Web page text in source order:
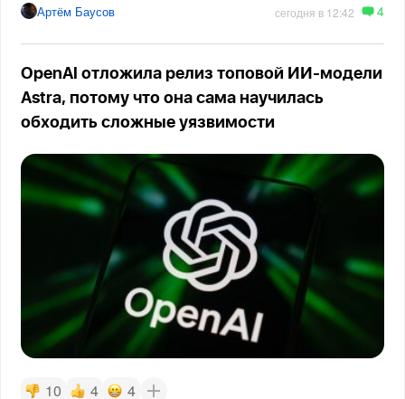
Артём Баусов сегодня в 12:42 4
OpenAI отложила релиз топовой ИИ-модели
Astra, потому что она сама научилась
обходить сложные уязвимости
10 4 4